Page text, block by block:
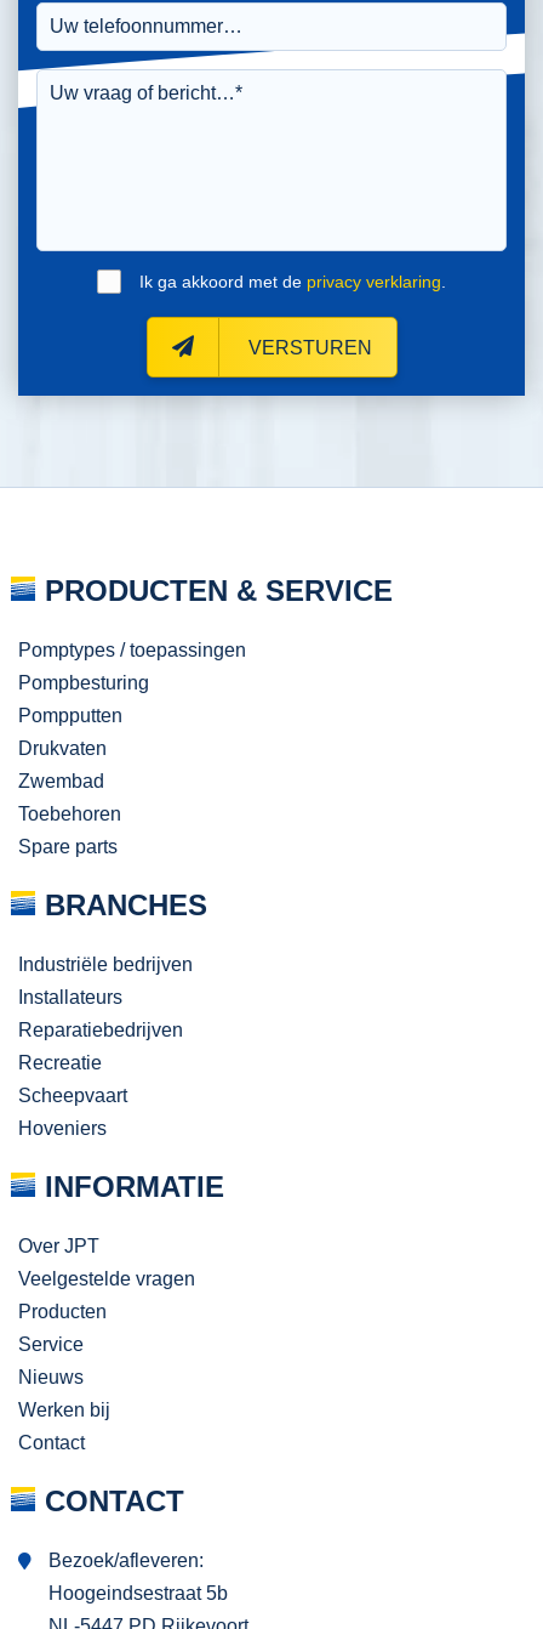
Ik ga akkoord met de privacy verklaring
VERSTUREN
PRODUCTEN & SERVICE
Pomptypes / toepassingen
Pompbesturing
Pompputten
Drukvaten
Zwembad
Toebehoren
Spare parts
BRANCHES
Industriële bedrijven
Installateurs
Reparatiebedrijven
Recreatie
Scheepvaart
Hoveniers
INFORMATIE
Over JPT
Veelgestelde vragen
Producten
Service
Nieuws
Werken bij
Contact
CONTACT
Bezoek/afleveren:
Hoogeindsestraat 5b